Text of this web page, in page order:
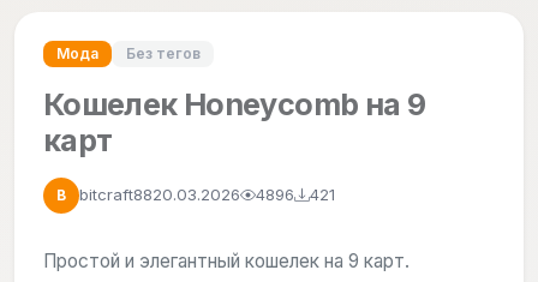
Мода Без тегов
Кошелек Honeycomb на 9
карт
B bitcraft8820.03.2026 4896 421
Простой и элегантный кошелек на 9 карт.